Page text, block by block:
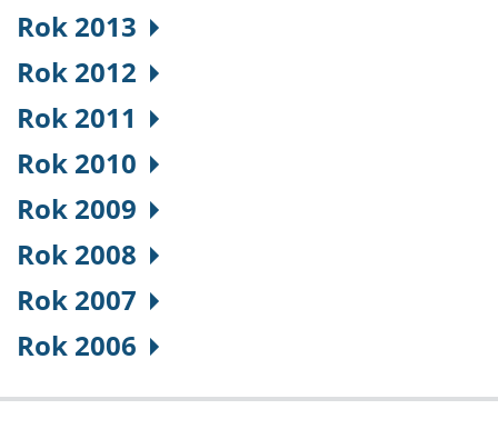
Rok 2013
Rok 2012
Rok 2011
Rok 2010
Rok 2009
Rok 2008
Rok 2007
Rok 2006